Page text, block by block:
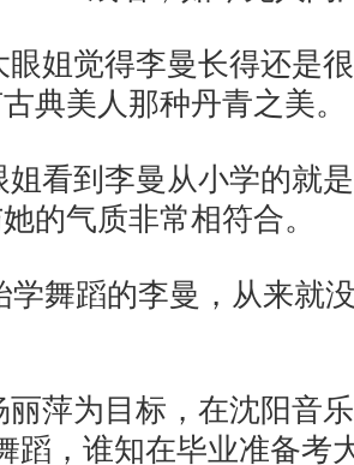
眼姐觉得李曼长得还是
典美人那种丹青之美。
姐看到李曼从小学的就
的气质非常相符合。
学舞蹈的李曼，从来就
丽萍为目标，在沈阳音
蹈，谁知在毕业准备考